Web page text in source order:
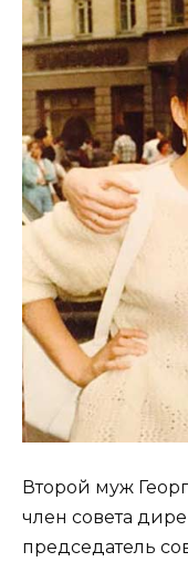
Второй муж
член совета
председатель